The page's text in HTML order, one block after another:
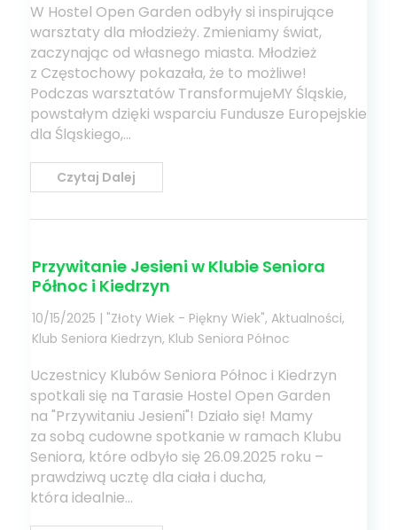
W Hostel Open Garden odbyły si inspirujące
warsztaty dla młodzieży. Zmieniamy świat,
zaczynając od własnego miasta. Młodzież
z Częstochowy pokazała, że to możliwe!
Podczas warsztatów TransformujeMY Śląskie,
powstałym dzięki wsparciu Fundusze Europejskie
dla Śląskiego,...
Czytaj Dalej
Przywitanie Jesieni w Klubie Seniora
Północ i Kiedrzyn
10/15/2025 | "Złoty Wiek - Piękny Wiek",Aktualności,
Klub Seniora Kiedrzyn, Klub Seniora Północ
Uczestnicy Klubów Seniora Północ i Kiedrzyn
spotkali się na Tarasie Hostel Open Garden
na "Przywitaniu Jesieni"! Działo się! ​Mamy
za sobą cudowne spotkanie w ramach Klubu
Seniora, które odbyło się 26.09.2025 roku –
prawdziwą ucztę dla ciała i ducha,
która idealnie...